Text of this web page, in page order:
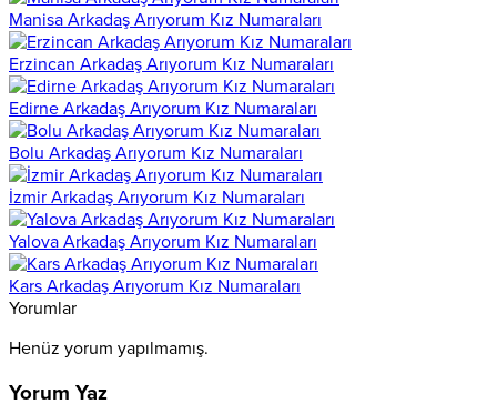
Manisa Arkadaş Arıyorum Kız Numaraları
Erzincan Arkadaş Arıyorum Kız Numaraları
Edirne Arkadaş Arıyorum Kız Numaraları
Bolu Arkadaş Arıyorum Kız Numaraları
İzmir Arkadaş Arıyorum Kız Numaraları
Yalova Arkadaş Arıyorum Kız Numaraları
Kars Arkadaş Arıyorum Kız Numaraları
Yorumlar
Henüz yorum yapılmamış.
Yorum Yaz